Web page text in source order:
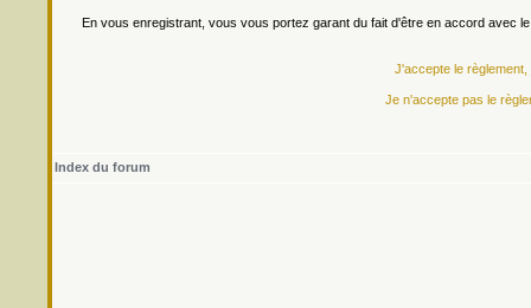
En vous enregistrant, vous vous portez garant du fait d'être en accord avec
J'accepte le
Je n'accepte pas le
Index du forum